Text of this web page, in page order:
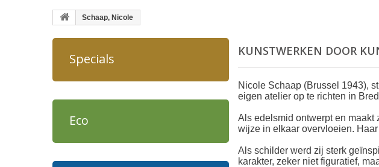
Schaap, Nicole
Specials
Eco
KUNSTWERKEN DOOR
Nicole Schaap (Brussel 1943),
eigen atelier op te richten in
Als edelsmid ontwerpt en
wijze in elkaar overvloeien.
Als schilder werd zij sterk
karakter, zeker niet figuratief,